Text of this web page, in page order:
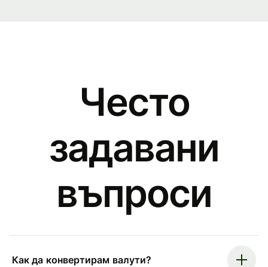
Често
задавани
въпроси
Как да конвертирам валути?